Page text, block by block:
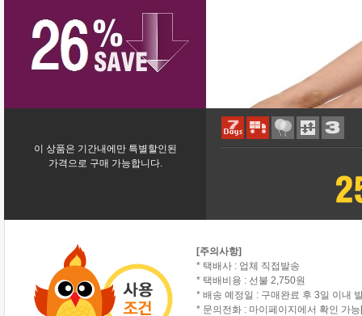
이 상품은 기간내에만 특별할인된
가격으로 구매 가능합니다.
[주의사항]
* 택배사 : 업체 직접발송
* 택배비용 : 선불 2,750원
* 배송 예정일 : 구매완료 후 3일 이내
* 문의전화 : 마이페이지에서 확인 가